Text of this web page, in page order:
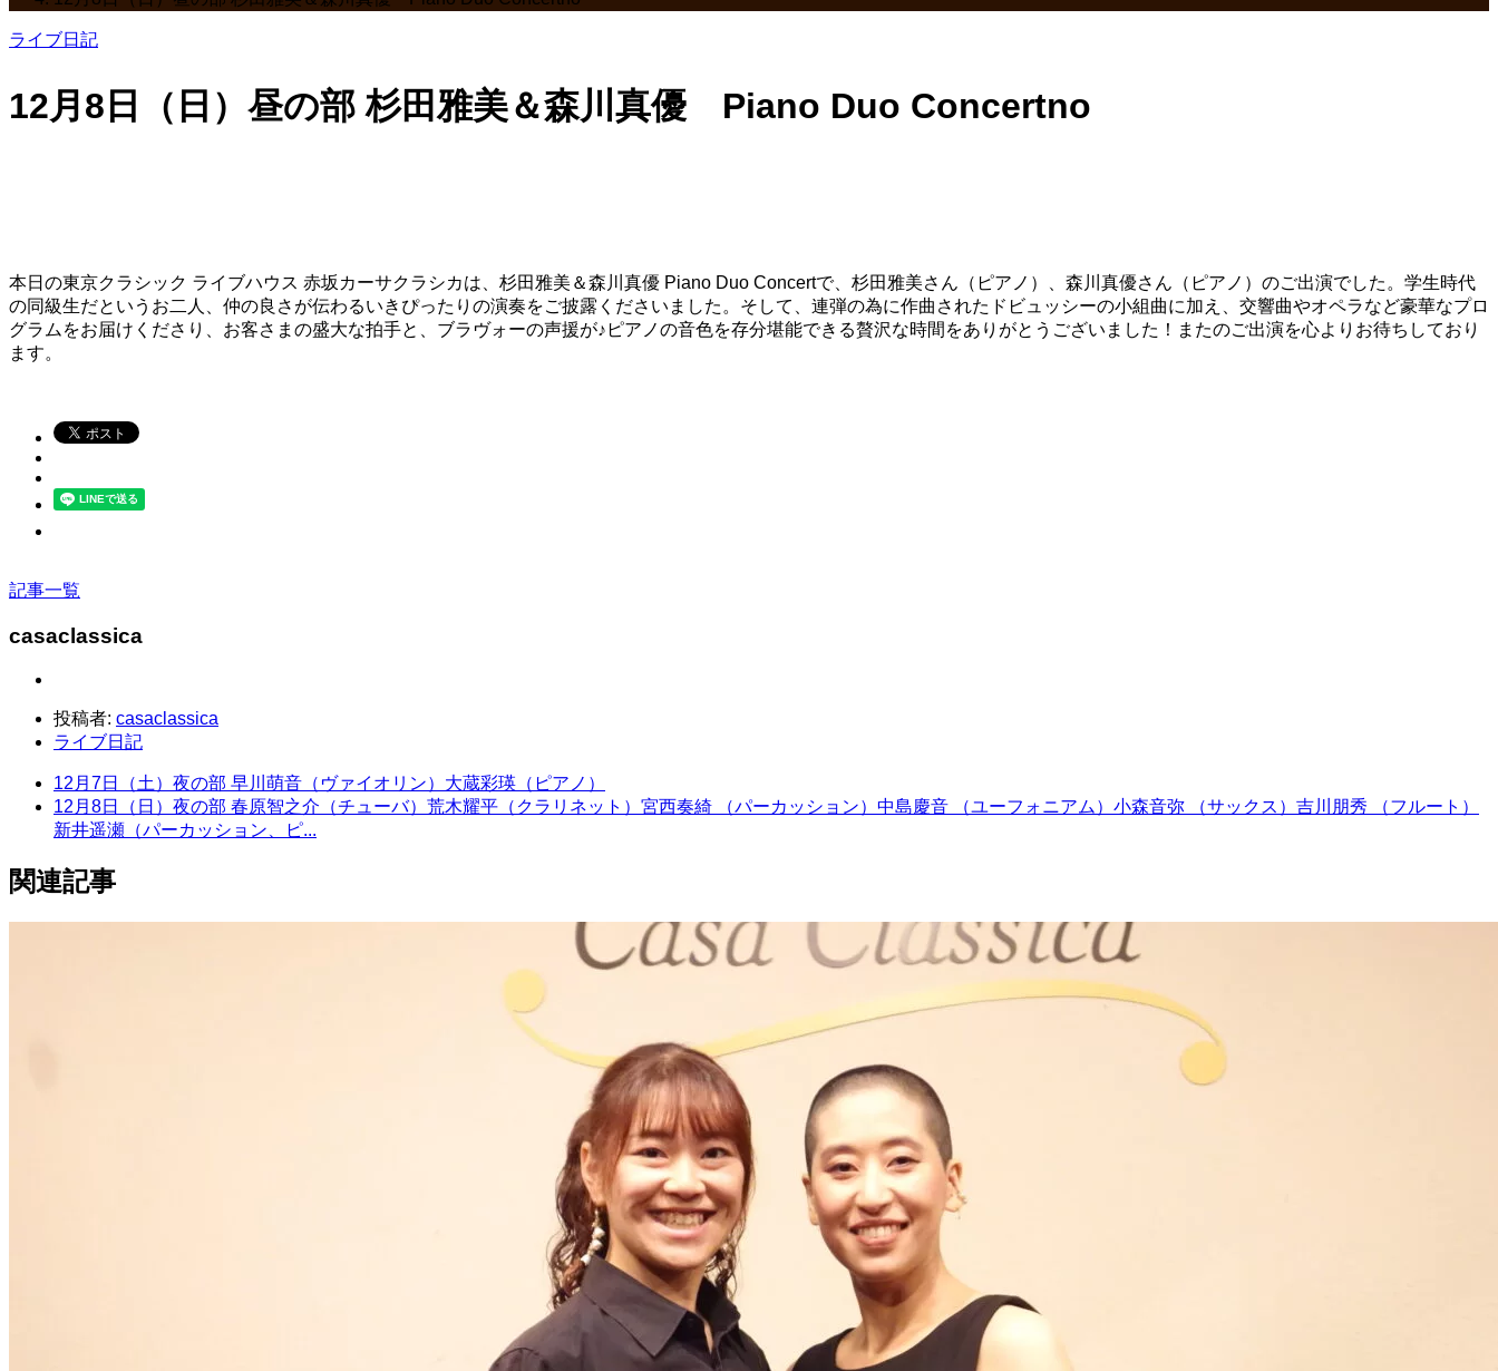
ライブ日記
12月8日（日）昼の部 杉田雅美＆森川真優 Piano Duo Concertno
本日の東京クラシック ライブハウス 赤坂カーサクラシカは、杉田雅美＆森川真優 Piano Duo Concertで、杉田雅美さん（ピアノ）、森川真優さん（ピアノ）のご出演でした。学生時代
の同級生だというお二人、仲の良さが伝わるいきぴったりの演奏をご披露くださいました。そして、連弾の為に作曲されたドビュッシーの小組曲に加え、交響曲やオペラなど豪華なプロ
グラムをお届けくださり、お客さまの盛大な拍手と、ブラヴォーの声援が♪ピアノの音色を存分堪能できる贅沢な時間をありがとうございました！またのご出演を心よりお待ちしており
ます。
記事一覧
casaclassica
投稿者: casaclassica
ライブ日記
12月7日（土）夜の部 早川萌音（ヴァイオリン）大蔵彩瑛（ピアノ）
12月8日（日）夜の部 春原智之介（チューバ）荒木耀平（クラリネット）宮西奏綺 （パーカッション）中島慶音 （ユーフォニアム）小森音弥 （サックス）吉川朋秀 （フルート）
新井遥瀬（パーカッション、ピ...
関連記事